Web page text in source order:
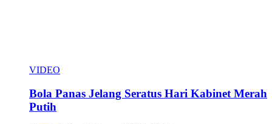
VIDEO
Bola Panas Jelang Seratus Hari Kabinet Merah
Putih